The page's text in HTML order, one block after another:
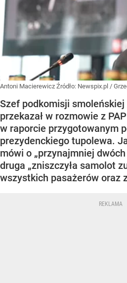
Antoni Macierewicz Źródło: Newspix.pl /
Szef podkomisji
przekazał w rozmowie z
w raporcie przygotowanym
prezydenckiego tupolewa.
mówi o „przynajmniej
druga „zniszczyła samolot
wszystkich pasażerów oraz